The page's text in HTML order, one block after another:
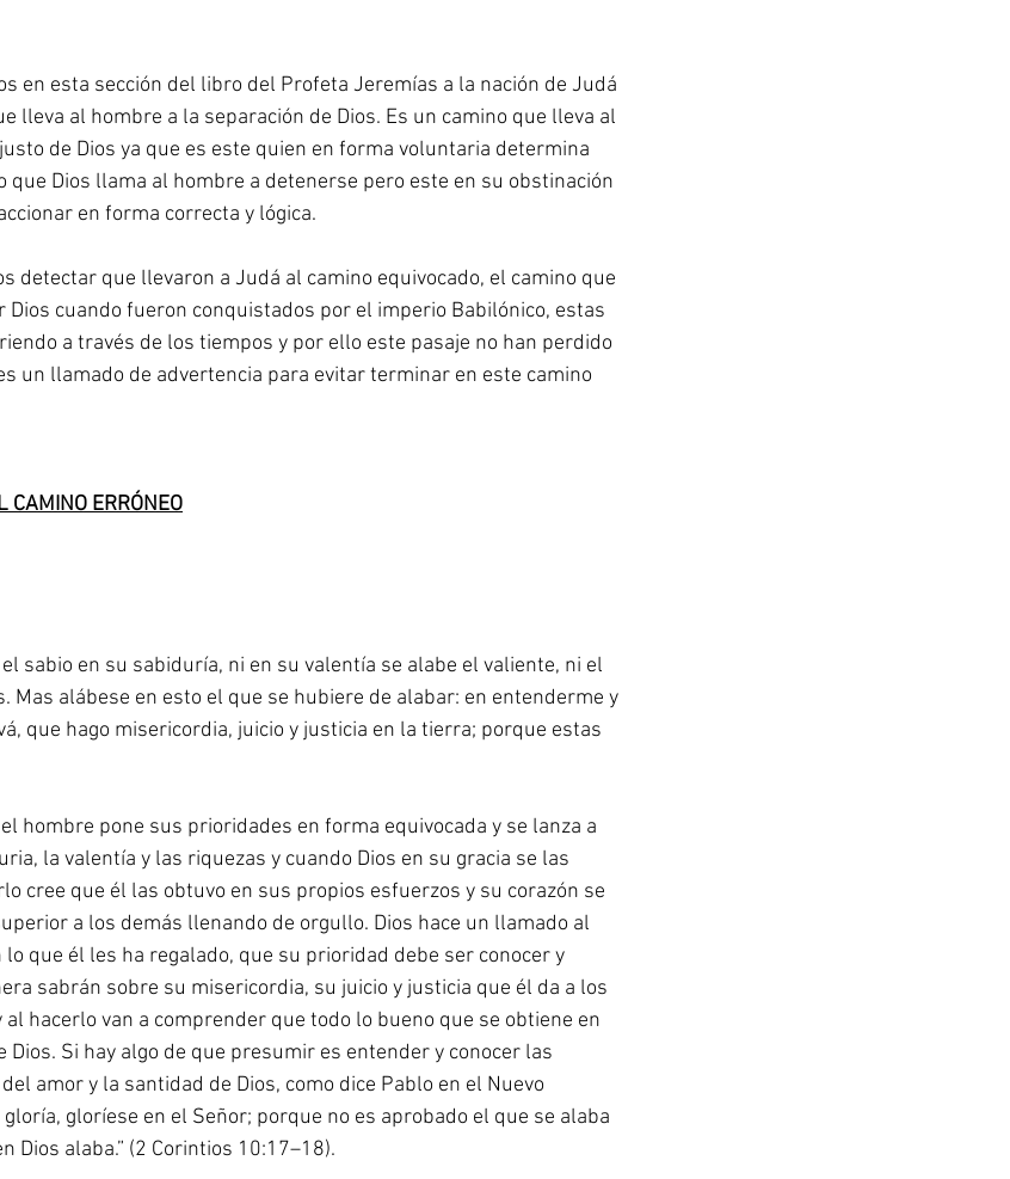
en esta sección del libro del Profeta Jeremías a la nación de Judá
lleva al hombre a la separación de Dios. Es un camino que lleva al
de Dios ya que es este quien en forma voluntaria determina
Dios llama al hombre a detenerse pero este en su obstinación
en forma correcta y lógica.
detectar que llevaron a Judá al camino equivocado, el camino que
Dios cuando fueron conquistados por el imperio Babilónico, estas
a través de los tiempos y por ello este pasaje no han perdido
un llamado de advertencia para evitar terminar en este camino
CAMINO ERRÓNEO
sabio en su sabiduría, ni en su valentía se alabe el valiente, ni el
Mas alábese en esto el que se hubiere de alabar: en entenderme y
que hago misericordia, juicio y justicia en la tierra; porque estas
hombre pone sus prioridades en forma equivocada y se lanza a
la valentía y las riquezas y cuando Dios en su gracia se las
cree que él las obtuvo en sus propios esfuerzos y su corazón se
a los demás llenando de orgullo. Dios hace un llamado al
que él les ha regalado, que su prioridad debe ser conocer y
sabrán sobre su misericordia, su juicio y justicia que él da a los
hacerlo van a comprender que todo lo bueno que se obtiene en
Dios. Si hay algo de que presumir es entender y conocer las
amor y la santidad de Dios, como dice Pablo en el Nuevo
gloría, gloríese en el Señor; porque no es aprobado el que se alaba
Dios alaba.” (2 Corintios 10:17–18).